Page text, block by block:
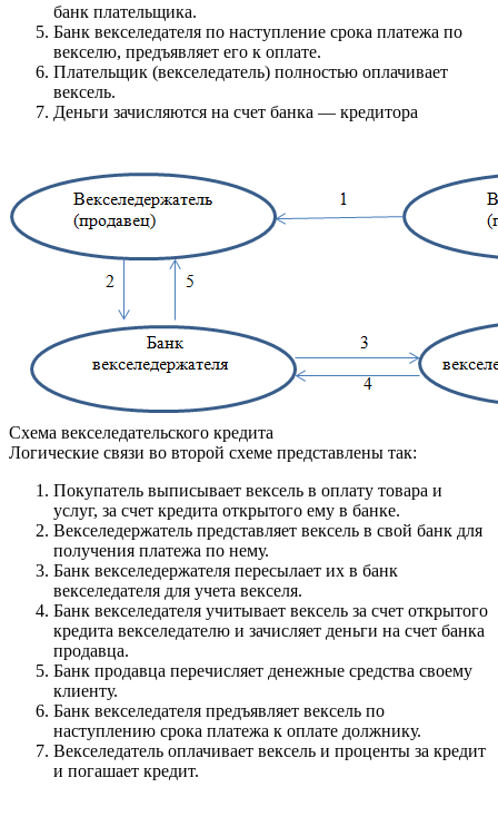
банк плательщика.
Банк векселедателя по наступление срока платежа по
векселю, предъявляет его к оплате.
Плательщик (векселедатель) полностью оплачивает
вексель.
Деньги зачисляются на счет банка — кредитора
Схема векселедательского кредита
Логические связи во второй схеме представлены так:
Покупатель выписывает вексель в оплату товара и
услуг, за счет кредита открытого ему в банке.
Векселедержатель представляет вексель в свой банк для
получения платежа по нему.
Банк векселедержателя пересылает их в банк
векселедателя для учета векселя.
Банк векселедателя учитывает вексель за счет открытого
кредита векселедателю и зачисляет деньги на счет банка
продавца.
Банк продавца перечисляет денежные средства своему
клиенту.
Банк векселедателя предъявляет вексель по
наступлению срока платежа к оплате должнику.
Векселедатель оплачивает вексель и проценты за кредит
и погашает кредит.